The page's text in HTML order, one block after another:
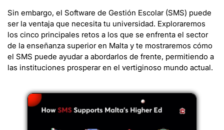
Sin embargo, el Software de Gestión Escolar (SMS) puede
ser la ventaja que necesita tu universidad. Exploraremos
los cinco principales retos a los que se enfrenta el sector
de la enseñanza superior en Malta y te mostraremos cómo
el SMS puede ayudar a abordarlos de frente, permitiendo a
las instituciones prosperar en el vertiginoso mundo actual.